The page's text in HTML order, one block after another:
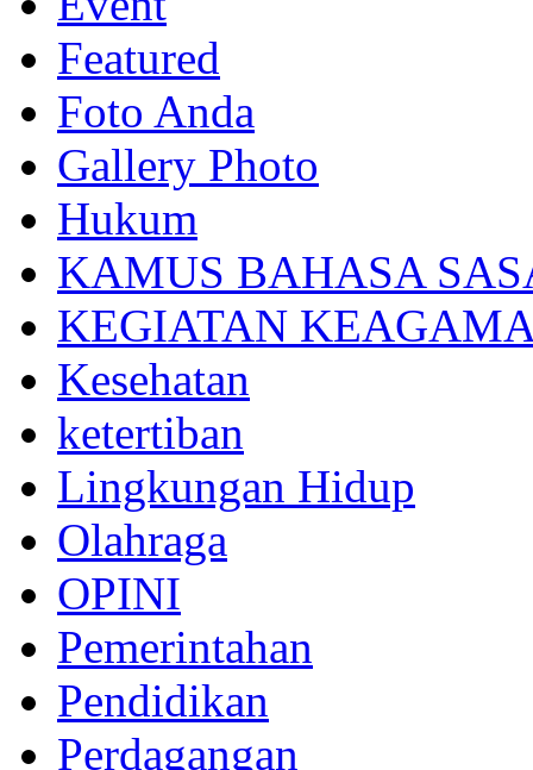
Featured
Foto Anda
Gallery Photo
Hukum
KAMUS BAHASA
KEGIATAN
Kesehatan
ketertiban
Lingkungan Hidup
Olahraga
OPINI
Pemerintahan
Pendidikan
Perdagangan